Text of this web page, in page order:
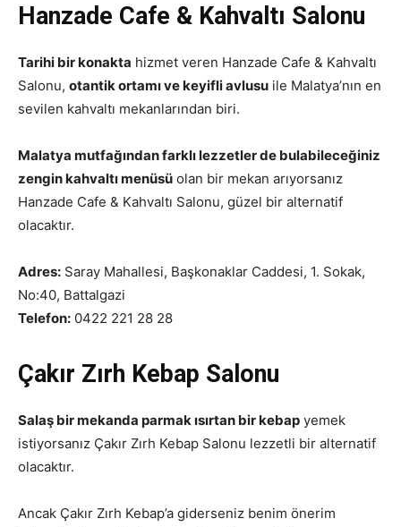
Hanzade Cafe & Kahvaltı Salonu
Tarihi bir konakta hizmet veren Hanzade Cafe & Kahvaltı
Salonu, otantik ortamı ve keyifli avlusu ile Malatya’nın en
sevilen kahvaltı mekanlarından biri.
Malatya mutfağından farklı lezzetler de bulabileceğiniz
zengin kahvaltı menüsü olan bir mekan arıyorsanız
Hanzade Cafe & Kahvaltı Salonu, güzel bir alternatif
olacaktır.
Adres: Saray Mahallesi, Başkonaklar Caddesi, 1. Sokak,
No:40, Battalgazi
Telefon: 0422 221 28 28
Çakır Zırh Kebap Salonu
Salaş bir mekanda parmak ısırtan bir kebap yemek
istiyorsanız Çakır Zırh Kebap Salonu lezzetli bir alternatif
olacaktır.
Ancak Çakır Zırh Kebap’a giderseniz benim önerim